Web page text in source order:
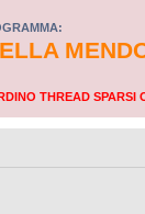
THREAD SPARSI